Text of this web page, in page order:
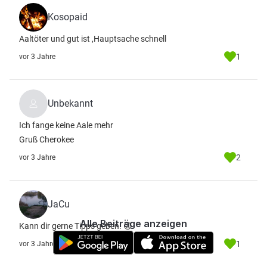
Kosopaid
Aaltöter und gut ist ,Hauptsache schnell
vor 3 Jahre 1
Unbekannt
Ich fange keine Aale mehr
Gruß Cherokee
vor 3 Jahre 2
JaCu
Kann dir gerne Tipps geben. 😉
vor 3 Jahre 1
Alle Beiträge anzeigen